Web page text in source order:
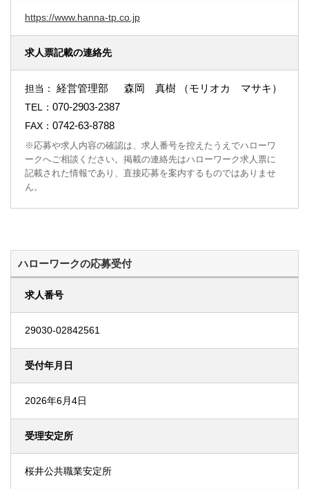
https://www.hanna-tp.co.jp
求人票記載の連絡先
担当： 経営管理部 森岡 真樹 （モリオカ マサキ）
TEL： 070-2903-2387
FAX： 0742-63-8788
※応募や求人内容の確認は、求人番号を控えたうえでハローワ
ークへご相談ください。掲載の連絡先はハローワーク求人票に
記載された情報であり、直接応募を案内するものではありませ
ん。
ハローワークの応募受付
求人番号
29030-02842561
受付年月日
2026年6月4日
受理安定所
桜井公共職業安定所